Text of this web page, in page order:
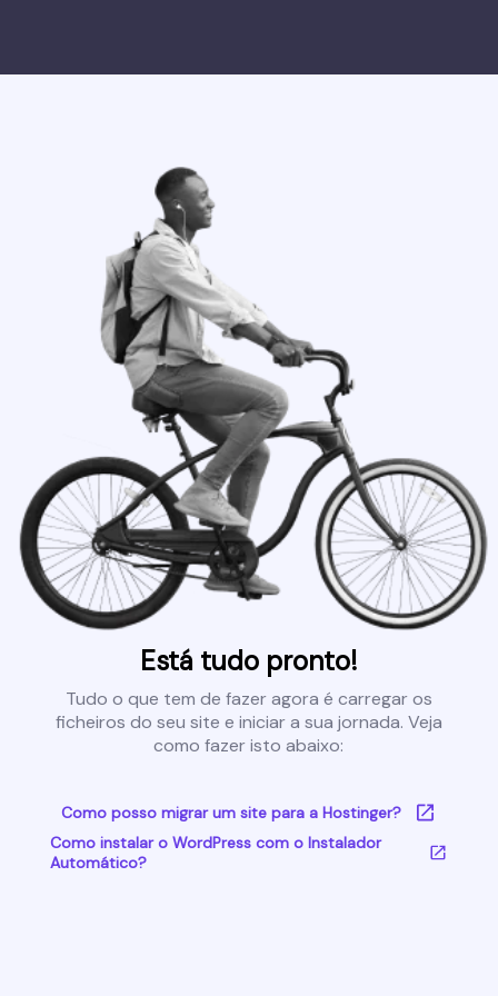
Está tudo pronto!
Tudo o que tem de fazer agora é carregar os
ficheiros do seu site e iniciar a sua jornada. Veja
como fazer isto abaixo:
Como posso migrar um site para a Hostinger?
Como instalar o WordPress com o Instalador
Automático?